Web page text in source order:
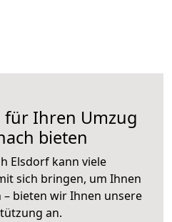
für Ihren Umzug
bieten
Elsdorf kann viele
sich bringen, um Ihnen
bieten wir Ihnen unsere
an.